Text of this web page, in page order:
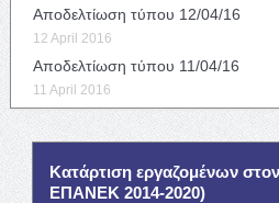
Αποδελτίωση τύπου 12/04/16
12 April 2016
Αποδελτίωση τύπου 11/04/16
11 April 2016
Κατάρτιση εργαζομένων
ΕΠΑΝΕΚ 2014-2020)